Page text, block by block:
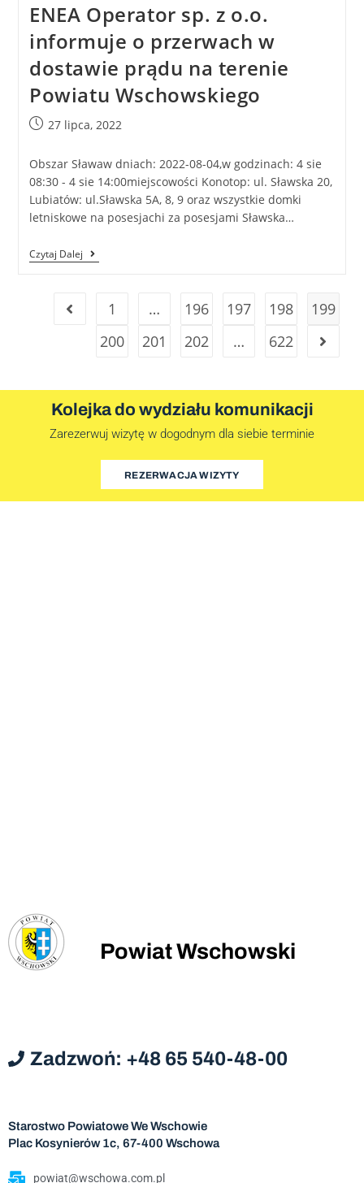
ENEA Operator sp. z o.o.
informuje o przerwach w
dostawie prądu na terenie
Powiatu Wschowskiego
27 lipca, 2022
Obszar Sławaw dniach: 2022-08-04,w godzinach: 4 sie
08:30 - 4 sie 14:00miejscowości Konotop: ul. Sławska 20,
Lubiatów: ul.Sławska 5A, 8, 9 oraz wszystkie domki
letniskowe na posesjachi za posesjami Sławska…
Czytaj Dalej
1 … 196 197 198
199
200
201 202 … 622
Kolejka do wydziału komunikacji
Zarezerwuj wizytę w dogodnym dla siebie terminie
REZERWACJA WIZYTY
Powiat Wschowski
Zadzwoń: +48 65 540-48-00
Starostwo Powiatowe We Wschowie
Plac Kosynierów 1c, 67-400 Wschowa
powiat@wschowa.com.pl